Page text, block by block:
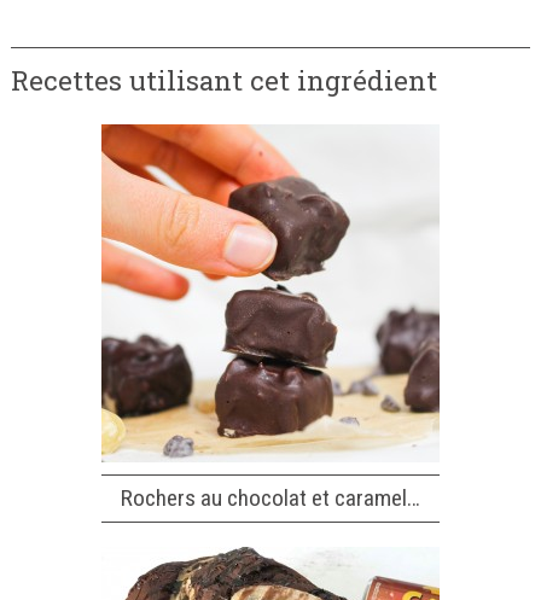
Recettes utilisant cet ingrédient
Rochers au chocolat et caramel…